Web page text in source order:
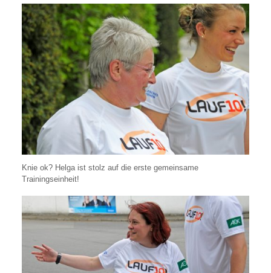
Knie ok? Helga ist stolz auf die erste gemeinsame
Trainingseinheit!